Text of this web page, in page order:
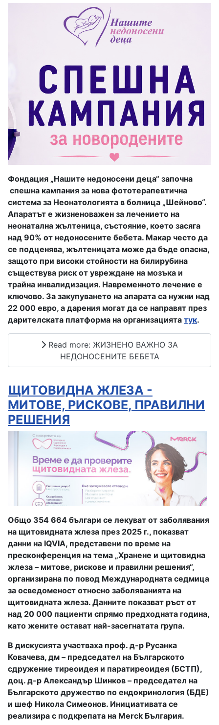
Фондация „Нашите недоносени деца“ започна
спешна кампания за нова фототерапевтична
система за Неонатологията в болница „Шейново“.
Апаратът е жизненоважен за лечението на
неонатална жълтеница, състояние, което засяга
над 90% от недоносените бебета. Макар често да
се подценява, жълтеницата може да бъде опасна,
защото при високи стойности на билирубина
съществува риск от увреждане на мозъка и
трайна инвалидизация. Навременното лечение е
ключово. За закупуването на апарата са нужни над
22 000 евро, а дарения могат да се направят през
дарителската платформа на организацията тук.
Read more: ЖИЗНЕНО ВАЖНО ЗА
НЕДОНОСЕНИТЕ БЕБЕТА
ЩИТОВИДНА ЖЛЕЗА -
МИТОВЕ, РИСКОВЕ, ПРАВИЛНИ
РЕШЕНИЯ
Общо 354 664 българи се лекуват от заболявания
на щитовидната жлеза през 2025 г., показват
данни на IQVIA, представени по време на
пресконференция на тема „Хранене и щитовидна
жлеза – митове, рискове и правилни решения“,
организирана по повод Международната седмица
за осведоменост относно заболяванията на
щитовидната жлеза. Данните показват ръст от
над 20 000 пациенти спрямо предходната година,
като жените остават най-засегнатата група.
В дискусията участваха проф. д-р Русанка
Ковачева, дм – председател на Българското
сдружение тиреоидея и паратиреоидея (БСТП),
доц. д-р Александър Шинков – председател на
Българското дружество по ендокринология (БДЕ)
и шеф Никола Симеонов. Инициативата се
реализира с подкрепата на Merck България.